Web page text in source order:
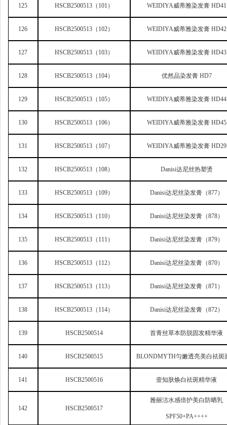
125 HSCB2500513 （101） WEIDIYA威蒂雅染发膏 HD41
126 HSCB2500513 （102） WEIDIYA威蒂雅染发膏 HD42
127 HSCB2500513 （103） WEIDIYA威蒂雅染发膏 HD43
128 HSCB2500513 （104） 优然品染发膏 HD7
129 HSCB2500513 （105） WEIDIYA威蒂雅染发膏 HD44
130 HSCB2500513 （106） WEIDIYA威蒂雅染发膏 HD45
131 HSCB2500513 （107） WEIDIYA威蒂雅染发膏 HD29
132 HSCB2500513 （108） Danisi达尼丝热塑烫
133 HSCB2500513 （109） Danisi达尼丝染发膏（877）
134 HSCB2500513 （110） Danisi达尼丝染发膏（878）
135 HSCB2500513 （111） Danisi达尼丝染发膏（879）
136 HSCB2500513 （112） Danisi达尼丝染发膏（870）
137 HSCB2500513 （113） Danisi达尼丝染发膏（871）
138 HSCB2500513 （114） Danisi达尼丝染发膏（872）
139 HSCB2500514 首青丝草本防脱固发精华液
140 HSCB2500515 BLONDMYTH匀嫩透亮美白祛斑
141 HSCB2500516 壹知肤焕白祛斑精华液
142 HSCB2500517
雅丽洁水感倍护美白防晒乳
SPF50+PA++++